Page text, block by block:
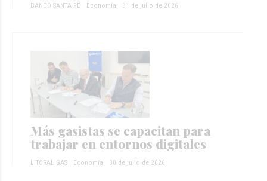
BANCO SANTA FE Economía 31 de julio de 2026
Más gasistas se capacitan para
trabajar en entornos digitales
LITORAL GAS Economía 30 de julio de 2026